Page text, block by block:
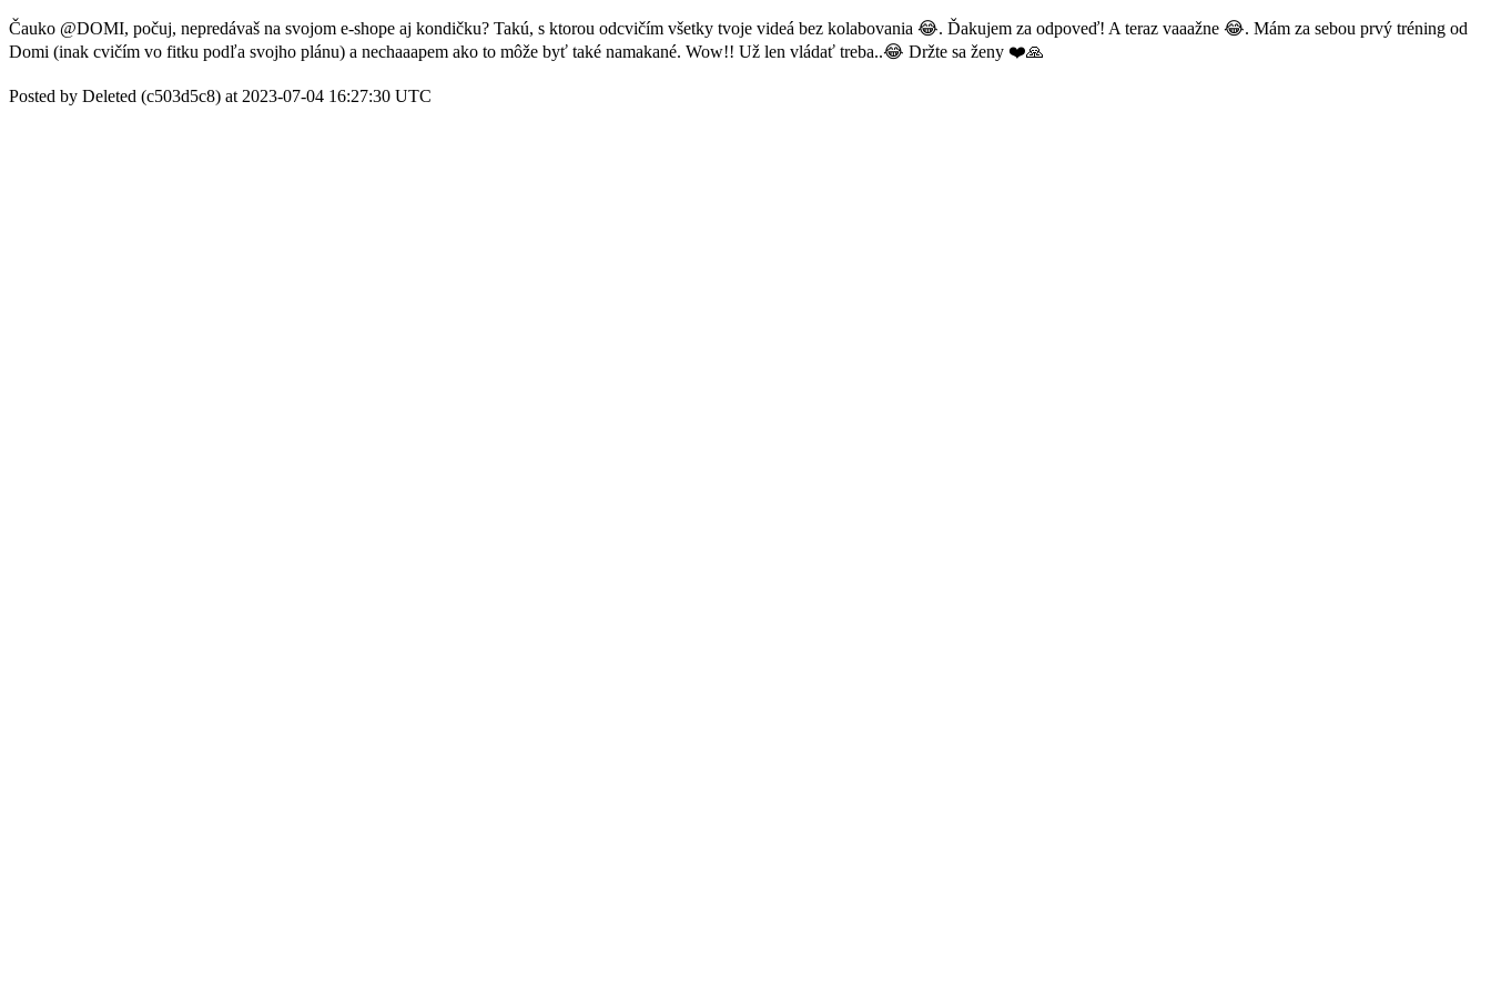
Čauko @DOMI, počuj, nepredávaš na svojom e-shope aj kondičku? Takú, s ktorou odcvičím všetky tvoje videá bez kolabovania 😂. Ďakujem za odpoveď! A teraz vaaažne 😂. Mám za sebou prvý tréning od
Domi (inak cvičím vo fitku podľa svojho plánu) a nechaaapem ako to môže byť také namakané. Wow!! Už len vládať treba..😂 Držte sa ženy ❤️🙏
Posted by Deleted (c503d5c8) at 2023-07-04 16:27:30 UTC